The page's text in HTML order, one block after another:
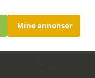
Mine annonser